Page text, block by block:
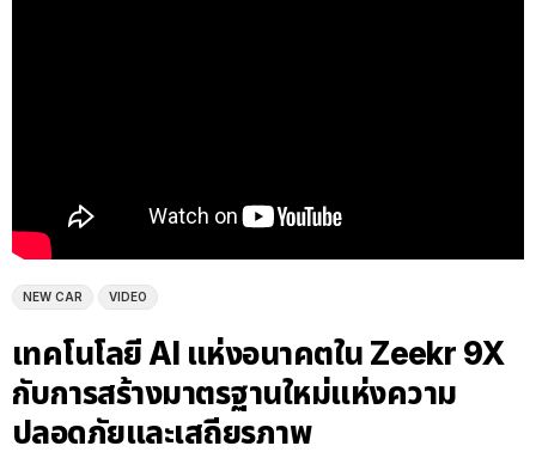
NEW CAR VIDEO
เทคโนโลยี AI แห่งอนาคตใน Zeekr 9X
กับการสร้างมาตรฐานใหม่แห่งความ
ปลอดภัยและเสถียรภาพ